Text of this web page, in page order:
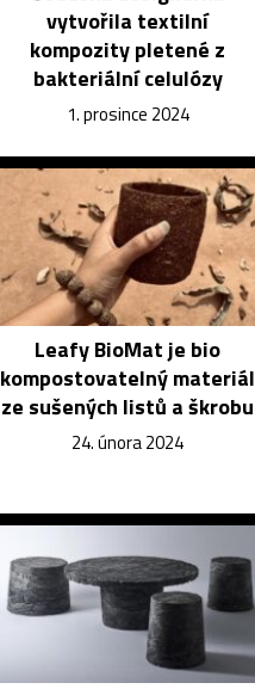
vytvořila textilní
kompozity pletené z
bakteriální celulózy
1. prosince 2024
Leafy BioMat je bio
kompostovatelný materiál
ze sušených listů a škrobu
24. února 2024